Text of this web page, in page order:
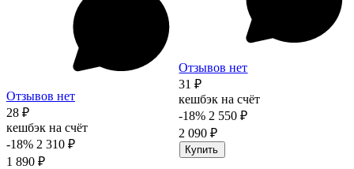
Отзывов нет
28 ₽
кешбэк на счёт
-18% 2 310 ₽
1 890 ₽
Отзывов нет
31 ₽
кешбэк на счёт
-18% 2 550 ₽
2 090 ₽
Купить